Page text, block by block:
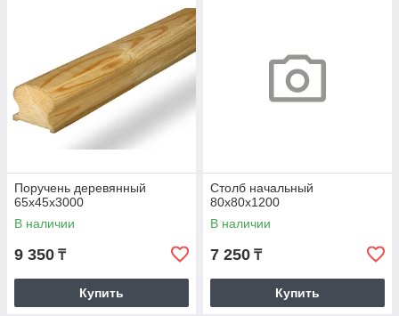
Поручень деревянный
65х45х3000
В наличии
9 350 ₸
Купить
Столб начальный
80х80х1200
В наличии
7 250 ₸
Купить